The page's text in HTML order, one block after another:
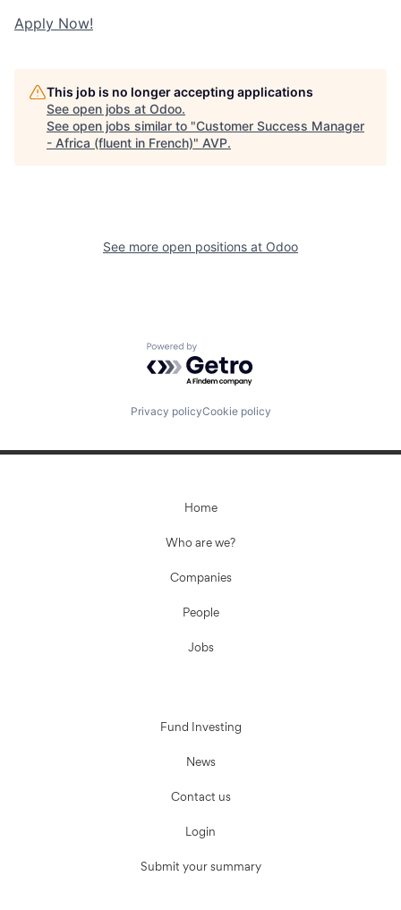
Apply Now!
This job is no longer accepting applications
See open jobs at Odoo.
See open jobs similar to "Customer Success Manager
- Africa (fluent in French)" AVP.
See more open positions at Odoo
Powered by Getro.com
Privacy policyCookie policy
Home
Who are we?
Companies
People
Jobs
Fund Investing
News
Contact us
Login
Submit your summary